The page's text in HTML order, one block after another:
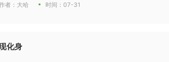
者：大哈 时间：07-31
化身